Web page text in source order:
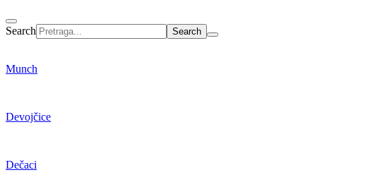
Search
Munch
Devojčice
Dečaci